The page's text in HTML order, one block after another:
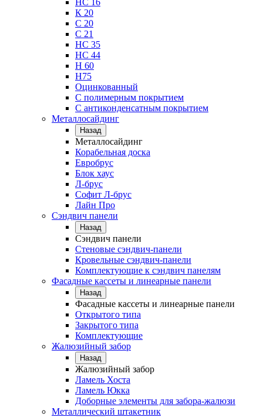
НС 16
К 20
С 20
С 21
НС 35
НС 44
Н 60
Н75
Оцинкованный
С полимерным покрытием
С антиконденсатным покрытием
Металлосайдинг
Назад
Металлосайдинг
Корабельная доска
Евробрус
Блок хаус
Л-брус
Софит Л-брус
Лайн Про
Сэндвич панели
Назад
Сэндвич панели
Стеновые сэндвич-панели
Кровельные сэндвич-панели
Комплектующие к сэндвич панелям
Фасадные кассеты и линеарные панели
Назад
Фасадные кассеты и линеарные панели
Открытого типа
Закрытого типа
Комплектующие
Жалюзийный забор
Назад
Жалюзийный забор
Ламель Хоста
Ламель Юкка
Доборные элементы для забора-жалюзи
Металлический штакетник